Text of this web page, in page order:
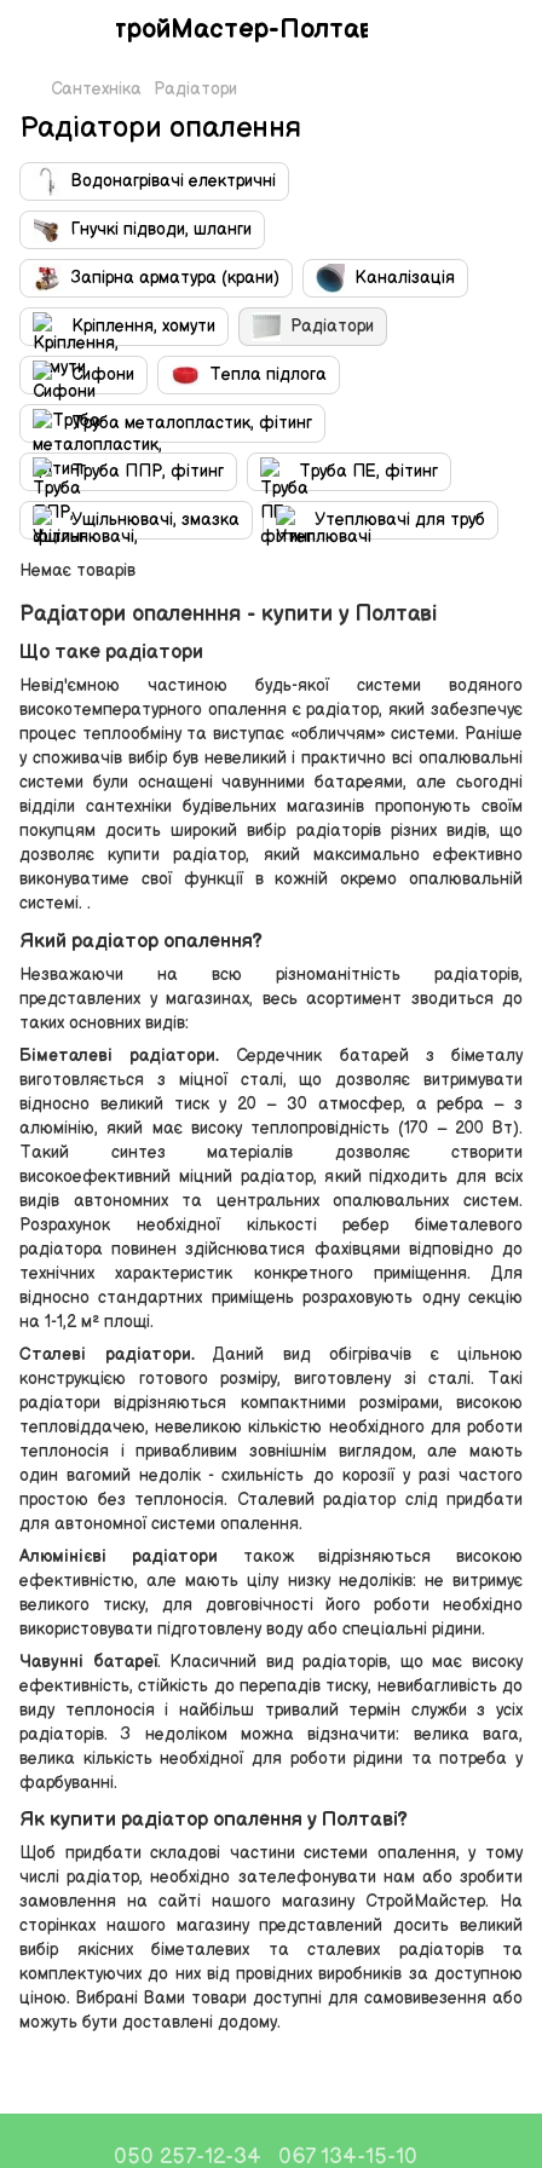
СтройМастер-Полтава
Сантехніка Радіатори
Радіатори опалення
Водонагрівачі електричні
Гнучкі підводи, шланги
Запірна арматура (крани) Каналізація
Кріплення, хомути Радіатори
Сифони Тепла підлога
Труба металопластик, фітинг
Труба ППР, фітинг Труба ПЕ, фітинг
Ущільнювачі, змазка Утеплювачі для труб
Немає товарів
Радіатори опаленння - купити у Полтаві
Що таке радіатори
Невід'ємною частиною будь-якої системи водяного
високотемпературного опалення є радіатор, який забезпечує
процес теплообміну та виступає «обличчям» системи. Раніше
у споживачів вибір був невеликий і практично всі опалювальні
системи були оснащені чавунними батареями, але сьогодні
відділи сантехніки будівельних магазинів пропонують своїм
покупцям досить широкий вибір радіаторів різних видів, що
дозволяє купити радіатор, який максимально ефективно
виконуватиме свої функції в кожній окремо опалювальній
системі. .
Який радіатор опалення?
Незважаючи на всю різноманітність радіаторів,
представлених у магазинах, весь асортимент зводиться до
таких основних видів:
Біметалеві радіатори. Сердечник батарей з біметалу
виготовляється з міцної сталі, що дозволяє витримувати
відносно великий тиск у 20 – 30 атмосфер, а ребра – з
алюмінію, який має високу теплопровідність (170 – 200 Вт).
Такий синтез матеріалів дозволяє створити
високоефективний міцний радіатор, який підходить для всіх
видів автономних та центральних опалювальних систем.
Розрахунок необхідної кількості ребер біметалевого
радіатора повинен здійснюватися фахівцями відповідно до
технічних характеристик конкретного приміщення. Для
відносно стандартних приміщень розраховують одну секцію
на 1-1,2 м² площі.
Сталеві радіатори.Даний вид обігрівачів є цільною
конструкцією готового розміру, виготовлену зі сталі. Такі
радіатори відрізняються компактними розмірами, високою
тепловіддачею, невеликою кількістю необхідного для роботи
теплоносія і привабливим зовнішнім виглядом, але мають
один вагомий недолік - схильність до корозії у разі частого
простою без теплоносія. Сталевий радіатор слід придбати
для автономної системи опалення.
Алюмінієві радіатори також відрізняються високою
ефективністю, але мають цілу низку недоліків: не витримує
великого тиску, для довговічності його роботи необхідно
використовувати підготовлену воду або спеціальні рідини.
Чавунні батареї. Класичний вид радіаторів, що має високу
ефективність, стійкість до перепадів тиску, невибагливість до
виду теплоносія і найбільш тривалий термін служби з усіх
радіаторів. З недоліком можна відзначити: велика вага,
велика кількість необхідної для роботи рідини та потреба у
фарбуванні.
Як купити радіатор опалення у Полтаві?
Щоб придбати складові частини системи опалення, у тому
числі радіатор, необхідно зателефонувати нам або зробити
замовлення на сайті нашого магазину СтройМайстер. На
сторінках нашого магазину представлений досить великий
вибір якісних біметалевих та сталевих радіаторів та
комплектуючих до них від провідних виробників за доступною
ціною. Вибрані Вами товари доступні для самовивезення або
можуть бути доставлені додому.
050 257-12-34 067 134-15-10